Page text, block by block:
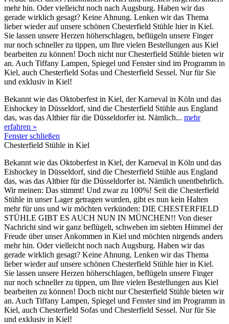
mehr hin. Oder vielleicht noch nach Augsburg. Haben wir das
gerade wirklich gesagt? Keine Ahnung. Lenken wir das Thema
lieber wieder auf unsere schönen Chesterfield Stühle hier in Kiel.
Sie lassen unsere Herzen höherschlagen, beflügeln unsere Finger
nur noch schneller zu tippen, um Ihre vielen Bestellungen aus Kiel
bearbeiten zu können! Doch nicht nur Chesterfield Stühle bieten wir
an. Auch Tiffany Lampen, Spiegel und Fenster sind im Programm in
Kiel, auch Chesterfield Sofas und Chesterfield Sessel. Nur für Sie
und exklusiv in Kiel!
Bekannt wie das Oktoberfest in Kiel, der Karneval in Köln und das
Eishockey in Düsseldorf, sind die Chesterfield Stühle aus England
das, was das Altbier für die Düsseldorfer ist. Nämlich... mehr
erfahren »
Fenster schließen
Chesterfield Stühle in Kiel
Bekannt wie das Oktoberfest in Kiel, der Karneval in Köln und das
Eishockey in Düsseldorf, sind die Chesterfield Stühle aus England
das, was das Altbier für die Düsseldorfer ist. Nämlich unentbehrlich.
Wir meinen: Das stimmt! Und zwar zu 100%! Seit die Chesterfield
Stühle in unser Lager getragen wurden, gibt es nun kein Halten
mehr für uns und wir möchten verkünden: DIE CHESTERFIELD
STÜHLE GIBT ES AUCH NUN IN MÜNCHEN!! Von dieser
Nachricht sind wir ganz beflügelt, schweben im siebten Himmel der
Freude über unser Ankommen in Kiel und möchten nirgends anders
mehr hin. Oder vielleicht noch nach Augsburg. Haben wir das
gerade wirklich gesagt? Keine Ahnung. Lenken wir das Thema
lieber wieder auf unsere schönen Chesterfield Stühle hier in Kiel.
Sie lassen unsere Herzen höherschlagen, beflügeln unsere Finger
nur noch schneller zu tippen, um Ihre vielen Bestellungen aus Kiel
bearbeiten zu können! Doch nicht nur Chesterfield Stühle bieten wir
an. Auch Tiffany Lampen, Spiegel und Fenster sind im Programm in
Kiel, auch Chesterfield Sofas und Chesterfield Sessel. Nur für Sie
und exklusiv in Kiel!